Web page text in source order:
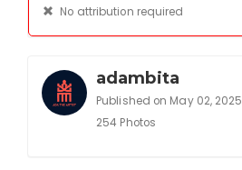
No attribution required
adambita
Published on May 02, 2025
254 Photos